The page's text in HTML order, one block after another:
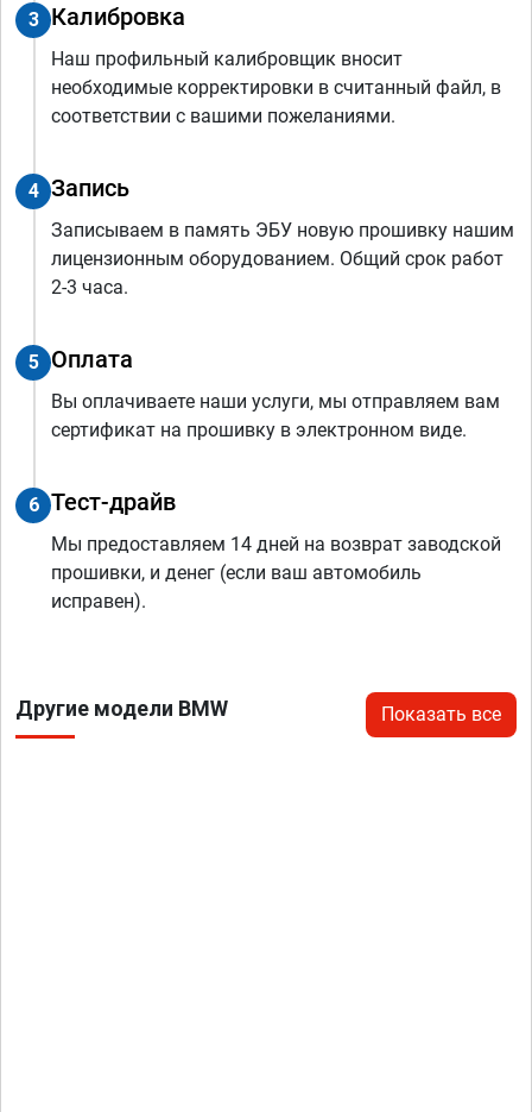
3 Калибровка
Наш профильный калибровщик вносит
необходимые корректировки в считанный файл, в
соответствии с вашими пожеланиями.
4 Запись
Записываем в память ЭБУ новую прошивку нашим
лицензионным оборудованием. Общий срок работ
2-3 часа.
5 Оплата
Вы оплачиваете наши услуги, мы отправляем вам
сертификат на прошивку в электронном виде.
6 Тест-драйв
Мы предоставляем 14 дней на возврат заводской
прошивки, и денег (если ваш автомобиль
исправен).
Другие модели BMW Показать все